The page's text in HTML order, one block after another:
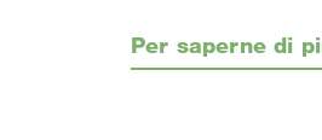
Per saperne di